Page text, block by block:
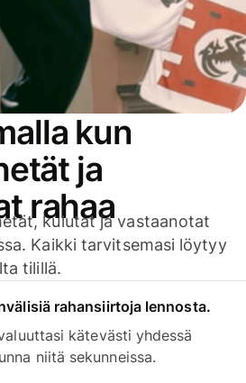
kun
ja
rahaa
kulutat ja vastaanotat
Kaikki tarvitsemasi löytyy
tilillä.
rahansiirtoja lennosta.
kätevästi yhdessä
niitä sekunneissa.